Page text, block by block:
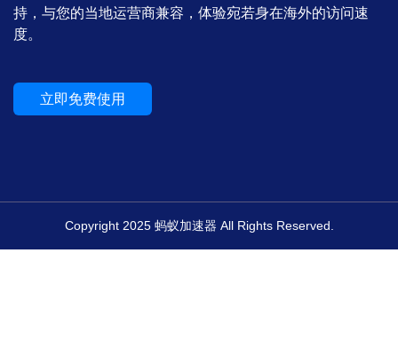
持，与您的当地运营商兼容，体验宛若身在海外的访问速
度。
立即免费使用
Copyright 2025 蚂蚁加速器 All Rights Reserved.